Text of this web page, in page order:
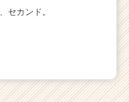
セカンド。